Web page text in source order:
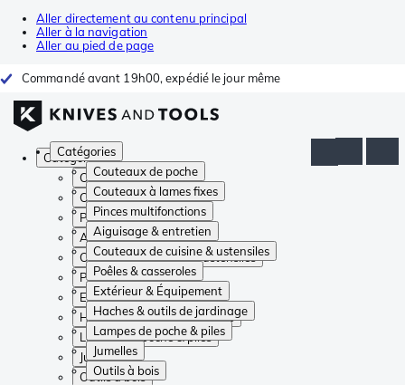
Aller directement au contenu principal
Aller à la navigation
Aller au pied de page
Commandé avant 19h00, expédié le jour même
Catégories
Couteaux de poche
Couteaux à lames fixes
Pinces multifonctions
Aiguisage & entretien
Couteaux de cuisine & ustensiles
Poêles & casseroles
Extérieur & Équipement
Haches & outils de jardinage
Lampes de poche & piles
Jumelles
Outils à bois
Catégories
Couteaux de poche
Couteaux à lames fixes
Pinces multifonctions
Aiguisage & entretien
Couteaux de cuisine & ustensiles
Poêles & casseroles
Extérieur & Équipement
Haches & outils de jardinage
Lampes de poche & piles
Jumelles
Outils à bois